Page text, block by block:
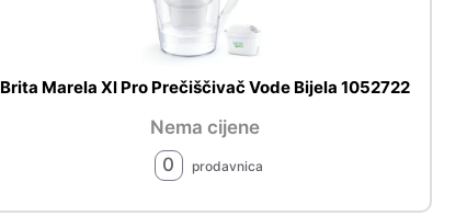
Brita Marela Xl Pro Prečiščivač Vode Bijela 1052722
Nema cijene
0
prodavnica